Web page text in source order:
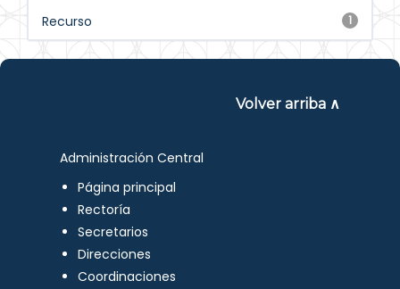
1
Recurso
Volver arriba ∧
Administración Central
Página principal
Rectoría
Secretarios
Direcciones
Coordinaciones